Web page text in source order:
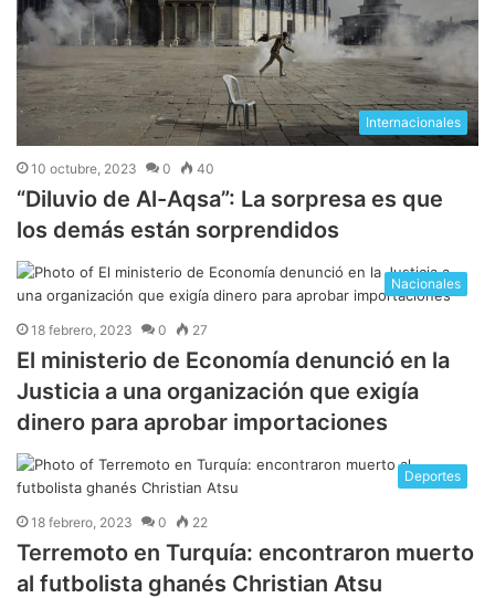
Internacionales
10 octubre, 2023 0 40
“Diluvio de Al-Aqsa”: La sorpresa es que
los demás están sorprendidos
Nacionales
18 febrero, 2023 0 27
El ministerio de Economía denunció en la
Justicia a una organización que exigía
dinero para aprobar importaciones
Deportes
18 febrero, 2023 0 22
Terremoto en Turquía: encontraron muerto
al futbolista ghanés Christian Atsu